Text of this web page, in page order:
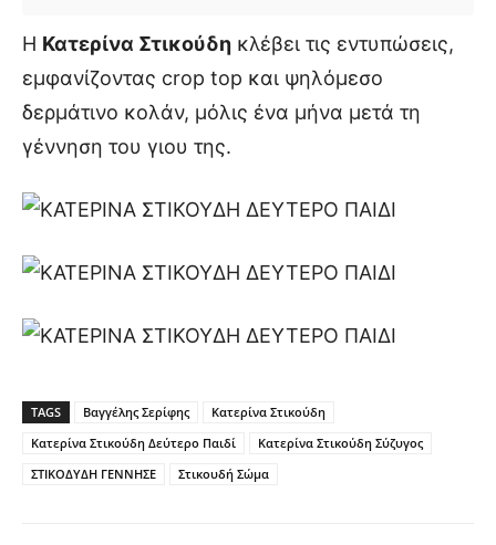
Η Κατερίνα Στικούδη κλέβει τις εντυπώσεις,
εμφανίζοντας crop top και ψηλόμεσο
δερμάτινο κολάν, μόλις ένα μήνα μετά τη
γέννηση του γιου της.
TAGS Βαγγέλης Σερίφης
Κατερίνα Στικούδη
Κατερίνα Στικούδη Δεύτερο Παιδί
Κατερίνα Στικούδη Σύζυγος
ΣΤΙΚΟΔΥΔΗ ΓΕΝΝΗΣΕ
Στικουδή Σώμα